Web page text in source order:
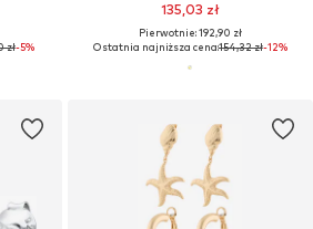
zł-5%
135,03 zł
Pierwotnie: 192,90 zł
Ostatnia najniższa cena:154,32 zł-12%